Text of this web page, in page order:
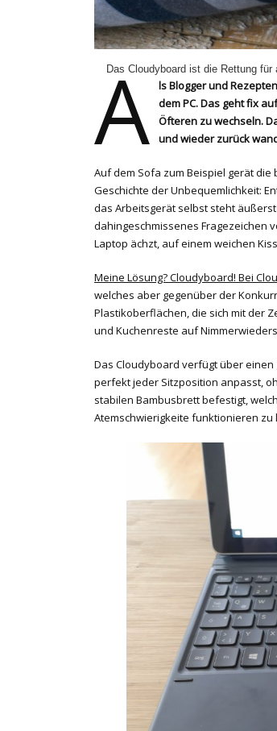
Das Cloudyboard ist die Rettung
A
ls Blogger und
dem PC. Das geht fix
Öfteren zu wechseln.
und wieder zurück
Auf dem Sofa zum Beispiel gerät
Geschichte der Unbequemlichkeit:
das Arbeitsgerät selbst steht
dahingeschmissenes Fragezeichen
Laptop ächzt, auf einem weichen
Meine Lösung? Cloudyboard! Bei
welches aber gegenüber der
Plastikoberflächen, die sich mit der
und Kuchenreste auf
Das Cloudyboard verfügt über
perfekt jeder Sitzposition anpasst,
stabilen Bambusbrett befestigt,
Atemschwierigkeite funktionieren zu